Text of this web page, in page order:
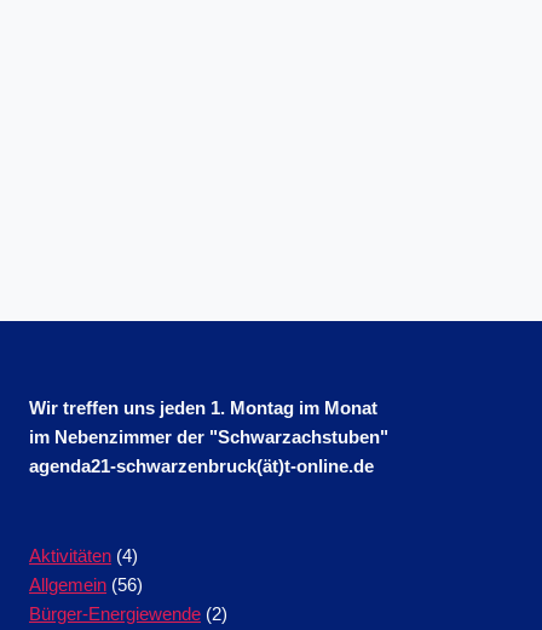
Wir treffen uns jeden 1. Montag im Monat
im Nebenzimmer der "Schwarzachstuben"
agenda21-schwarzenbruck(ät)t-online.de
Aktivitäten (4)
Allgemein (56)
Bürger-Energiewende (2)